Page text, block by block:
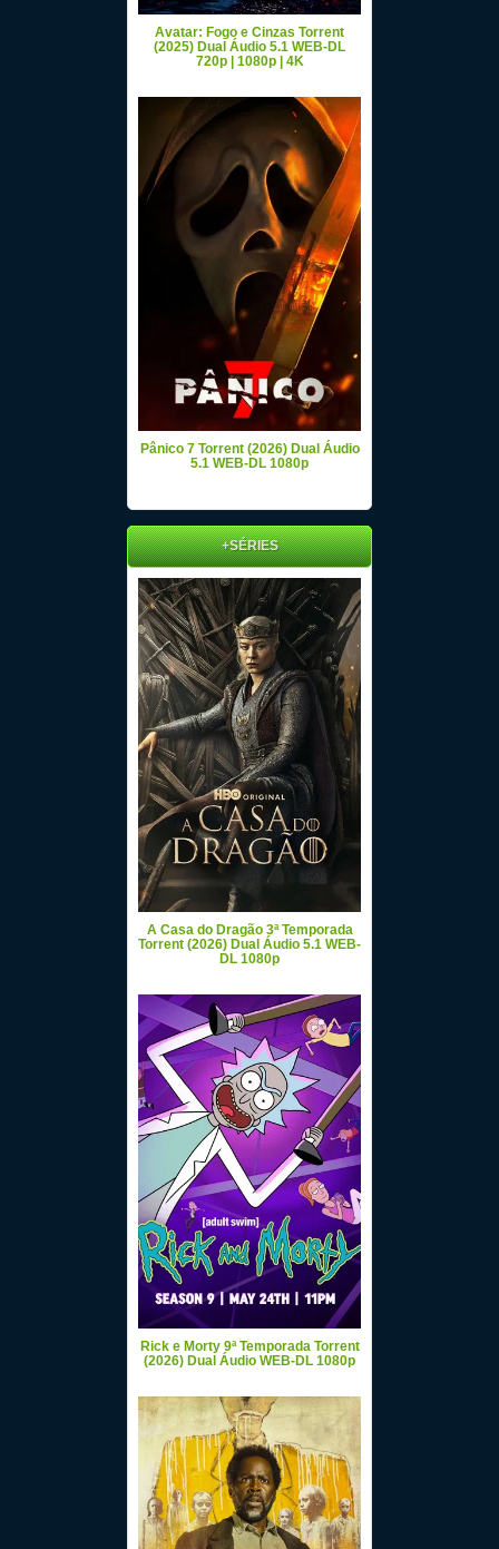
Avatar: Fogo e Cinzas Torrent
(2025) Dual Áudio 5.1 WEB-DL
720p | 1080p | 4K
Pânico 7 Torrent (2026) Dual Áudio
5.1 WEB-DL 1080p
+SÉRIES
A Casa do Dragão 3ª Temporada
Torrent (2026) Dual Áudio 5.1 WEB-
DL 1080p
Rick e Morty 9ª Temporada Torrent
(2026) Dual Áudio WEB-DL 1080p